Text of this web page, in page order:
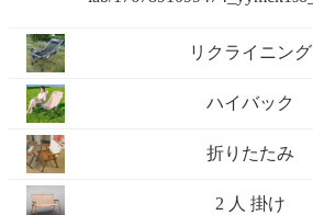
リクライニング
ハイバック
折りたたみ
2 人 掛け